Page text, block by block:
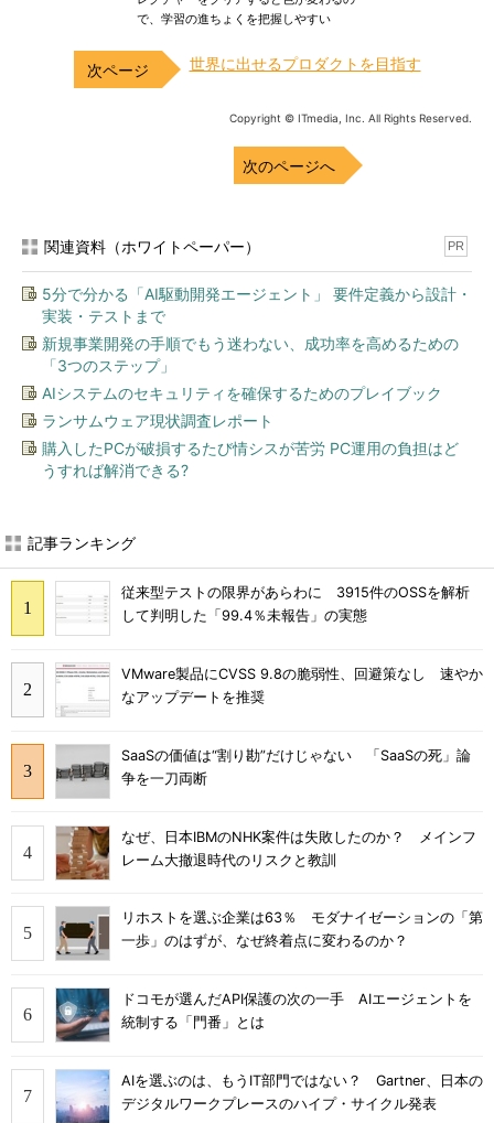
で、学習の進ちょくを把握しやすい
世界に出せるプロダクトを目指す
Copyright © ITmedia, Inc. All Rights Reserved.
次のページへ
関連資料（ホワイトペーパー） PR
5分で分かる「AI駆動開発エージェント」 要件定義から設計・
実装・テストまで
新規事業開発の手順でもう迷わない、成功率を高めるための
「3つのステップ」
AIシステムのセキュリティを確保するためのプレイブック
ランサムウェア現状調査レポート
購入したPCが破損するたび情シスが苦労 PC運用の負担はど
うすれば解消できる?
記事ランキング
従来型テストの限界があらわに 3915件のOSSを解析
して判明した「99.4％未報告」の実態
VMware製品にCVSS 9.8の脆弱性、回避策なし 速やか
なアップデートを推奨
SaaSの価値は“割り勘”だけじゃない 「SaaSの死」論
争を一刀両断
なぜ、日本IBMのNHK案件は失敗したのか？ メインフ
レーム大撤退時代のリスクと教訓
リホストを選ぶ企業は63％ モダナイゼーションの「第
一歩」のはずが、なぜ終着点に変わるのか？
ドコモが選んだAPI保護の次の一手 AIエージェントを
統制する「門番」とは
AIを選ぶのは、もうIT部門ではない？ Gartner、日本の
デジタルワークプレースのハイプ・サイクル発表